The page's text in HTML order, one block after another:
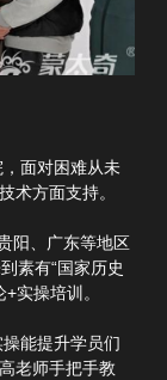
面对困难从未
术方面支持。
阳、广东等地区
素有“国家历史
实操培训。
能提升学员们
老师手把手教